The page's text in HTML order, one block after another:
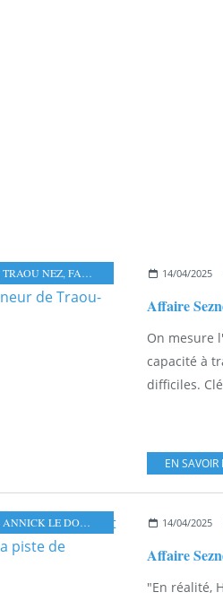
TRAOU NEZ, FAMILLE QUÉMENER 14/04/2025
On mesure
capacité à
difficiles.
EN SAVOIR
ANNICK LE DOUGET CHARLES-VICTOR
14/04/2025
"En réalité,